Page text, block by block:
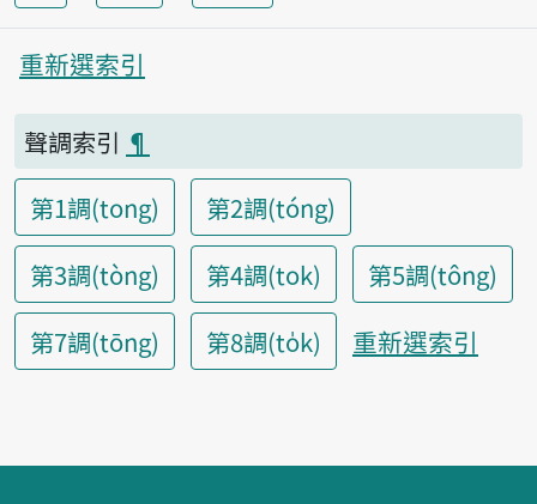
重新選索引
聲調索引 ¶
第1調(tong)
第2調(tóng)
第3調(tòng)
第4調(tok)
第5調(tông)
第7調(tōng)
第8調(to̍k) 重新選索引